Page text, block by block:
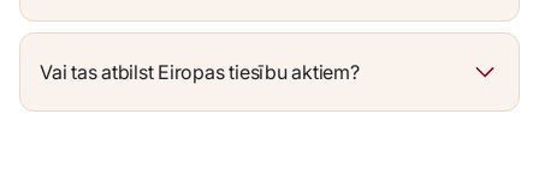
Vai tas atbilst Eiropas tiesību aktiem?